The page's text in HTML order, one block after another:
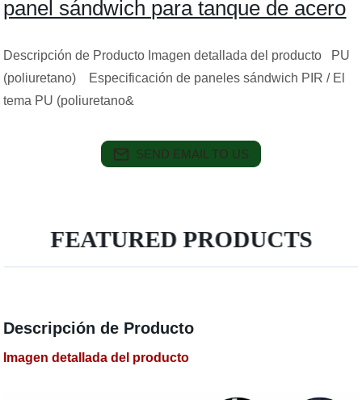
panel sándwich para tanque de acero
Descripción de Producto Imagen detallada del producto PU
(poliuretano) Especificación de paneles sándwich PIR / El
tema PU (poliuretano&
SEND EMAIL TO US
FEATURED PRODUCTS
Descripción de Producto
Imagen detallada del producto